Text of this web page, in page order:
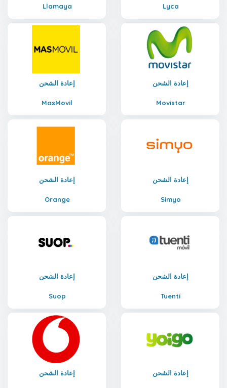
Llamaya Lyca
إعادة الشحن
MasMovil
إعادة الشحن
Movistar
إعادة الشحن
Orange
إعادة الشحن
Simyo
إعادة الشحن
Suop
إعادة الشحن
Tuenti
إعادة الشحن إعادة الشحن